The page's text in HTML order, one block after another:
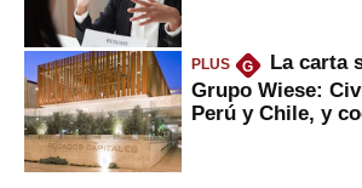
PLUS G
La carta
Grupo Wiese:
Perú y Chile, y